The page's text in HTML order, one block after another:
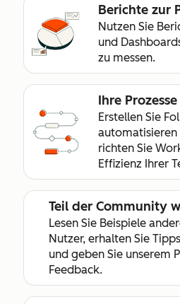
Berichte zur
Nutzen Sie
und
zu messen.
Ihre
Erstellen Sie
automatisieren
richten Sie
Effizienz Ihrer
Teil der Community
Lesen Sie Beispiele
Nutzer, erhalten Sie
und geben Sie unserem
Feedback.